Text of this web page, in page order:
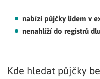
nabízí půjčky lidem v
nenahlíží do registrů
Kde hledat půjčky